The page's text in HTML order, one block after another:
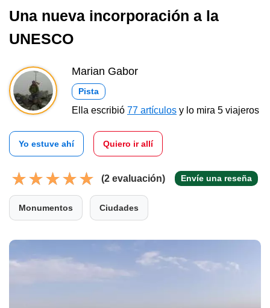
Una nueva incorporación a la
UNESCO
Marian Gabor
Pista
Ella escribió 77 artículos y lo mira 5 viajeros
Yo estuve ahí Quiero ir allí
(2 evaluación) Envíe una reseña
Monumentos Ciudades